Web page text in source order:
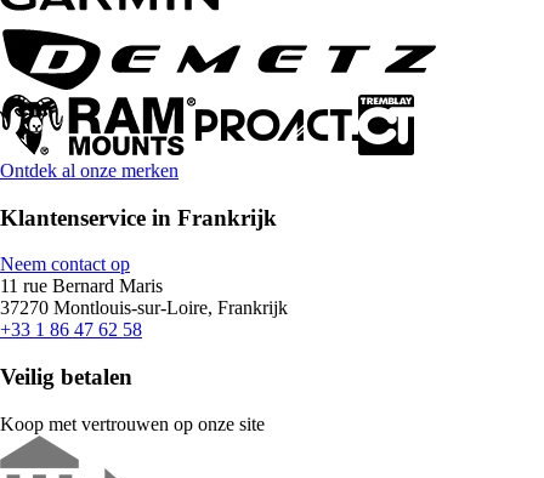
Ontdek al onze merken
Klantenservice in Frankrijk
Neem contact op
11 rue Bernard Maris
37270 Montlouis-sur-Loire, Frankrijk
+33 1 86 47 62 58
Veilig betalen
Koop met vertrouwen op onze site